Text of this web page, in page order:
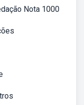
Nota 1000